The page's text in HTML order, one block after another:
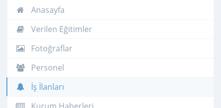
Anasayfa
Verilen Eğitimler
Fotoğraflar
Personel
İş İlanları